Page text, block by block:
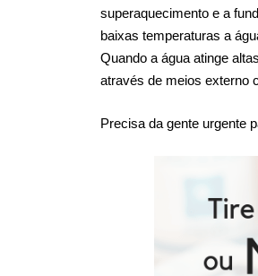
superaquecimento e a
baixas temperaturas a
Quando a água atinge
através de meios externo
Precisa da gente urgente